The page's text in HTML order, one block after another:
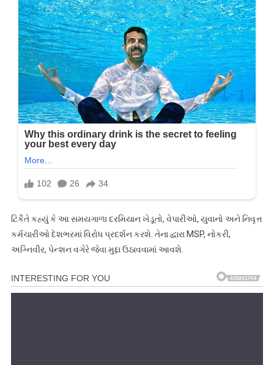
ટિકૈતે કહ્યું કે આ સમયગાળા દરમિયાન ખેડૂતો, વેપારીઓ, યુવાનો અને નિવૃત્ત
કર્મચારીઓ દેશભરમાં વિરોધ પ્રદર્શન કરશે. તેના દ્વારા MSP, નોકરી,
અગ્નિવીર, પેન્શન વગેરે જેવા મુદ્દા ઉઠાવવામાં આવશે.